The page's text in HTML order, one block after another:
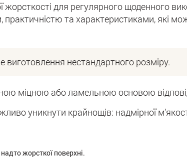
для регулярного щоденного
та характеристиками, які
нестандартного розміру.
міцною або ламельною основою
уникнути крайнощів: надмірної
жорсткої поверхні.